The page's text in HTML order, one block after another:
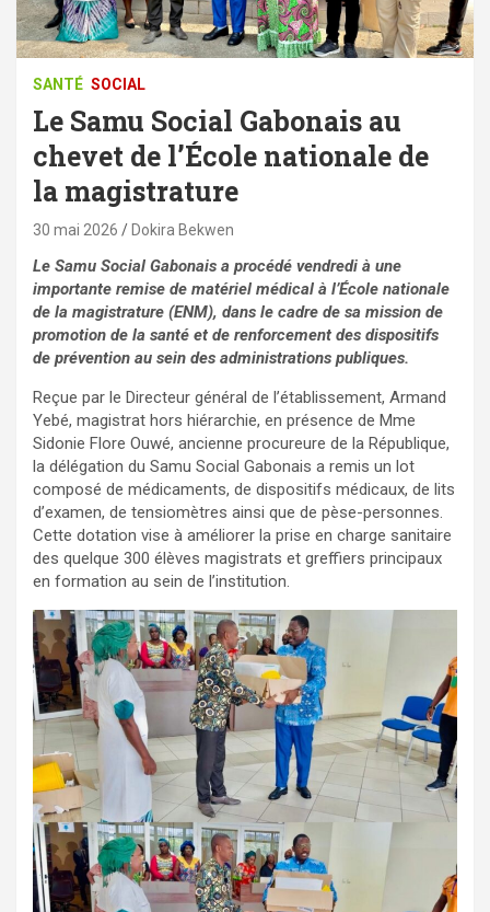
SANTÉ SOCIAL
Le Samu Social Gabonais au
chevet de l’École nationale de
la magistrature
30 mai 2026 Dokira Bekwen
Le Samu Social Gabonais a procédé vendredi à une
importante remise de matériel médical à l’École nationale
de la magistrature (ENM), dans le cadre de sa mission de
promotion de la santé et de renforcement des dispositifs
de prévention au sein des administrations publiques.
Reçue par le Directeur général de l’établissement, Armand
Yebé, magistrat hors hiérarchie, en présence de Mme
Sidonie Flore Ouwé, ancienne procureure de la République,
la délégation du Samu Social Gabonais a remis un lot
composé de médicaments, de dispositifs médicaux, de lits
d’examen, de tensiomètres ainsi que de pèse-personnes.
Cette dotation vise à améliorer la prise en charge sanitaire
des quelque 300 élèves magistrats et greffiers principaux
en formation au sein de l’institution.